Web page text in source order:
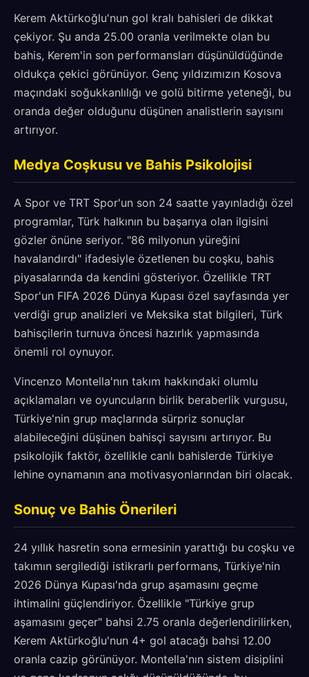
Kerem Aktürkoğlu'nun gol kralı bahisleri de dikkat
çekiyor. Şu anda 25.00 oranla verilmekte olan bu
bahis, Kerem'in son performansları düşünüldüğünde
oldukça çekici görünüyor. Genç yıldızımızın Kosova
maçındaki soğukkanlılığı ve golü bitirme yeteneği, bu
oranda değer olduğunu düşünen analistlerin sayısını
artırıyor.
Medya Coşkusu ve Bahis Psikolojisi
A Spor ve TRT Spor'un son 24 saatte yayınladığı özel
programlar, Türk halkının bu başarıya olan ilgisini
gözler önüne seriyor. "86 milyonun yüreğini
havalandırdı" ifadesiyle özetlenen bu coşku, bahis
piyasalarında da kendini gösteriyor. Özellikle TRT
Spor'un FIFA 2026 Dünya Kupası özel sayfasında yer
verdiği grup analizleri ve Meksika stat bilgileri, Türk
bahisçilerin turnuva öncesi hazırlık yapmasında
önemli rol oynuyor.
Vincenzo Montella'nın takım hakkındaki olumlu
açıklamaları ve oyuncuların birlik beraberlik vurgusu,
Türkiye'nin grup maçlarında sürpriz sonuçlar
alabileceğini düşünen bahisçi sayısını artırıyor. Bu
psikolojik faktör, özellikle canlı bahislerde Türkiye
lehine oynamanın ana motivasyonlarından biri olacak.
Sonuç ve Bahis Önerileri
24 yıllık hasretin sona ermesinin yarattığı bu coşku ve
takımın sergilediği istikrarlı performans, Türkiye'nin
2026 Dünya Kupası'nda grup aşamasını geçme
ihtimalini güçlendiriyor. Özellikle "Türkiye grup
aşamasını geçer" bahsi 2.75 oranla değerlendirilirken,
Kerem Aktürkoğlu'nun 4+ gol atacağı bahsi 12.00
oranla cazip görünüyor. Montella'nın sistem disiplini